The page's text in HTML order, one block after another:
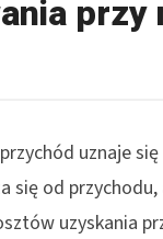
przy
uznaje
się od przychodu,
uzyskania